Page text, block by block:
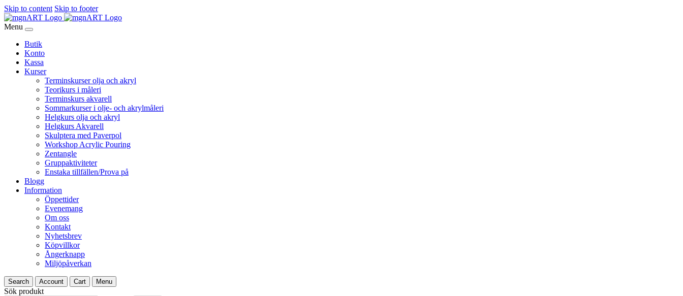
Skip to content Skip to footer
Menu
Butik
Konto
Kassa
Kurser
Terminskurser olja och akryl
Teorikurs i måleri
Terminskurs akvarell
Sommarkurser i olje- och akrylmåleri
Helgkurs olja och akryl
Helgkurs Akvarell
Skulptera med Paverpol
Workshop Acrylic Pouring
Zentangle
Gruppaktiviteter
Enstaka tillfällen/Prova på
Blogg
Information
Öppettider
Evenemang
Om oss
Kontakt
Nyhetsbrev
Köpvillkor
Ångerknapp
Miljöpåverkan
Search Account Cart Menu
Sök produkt